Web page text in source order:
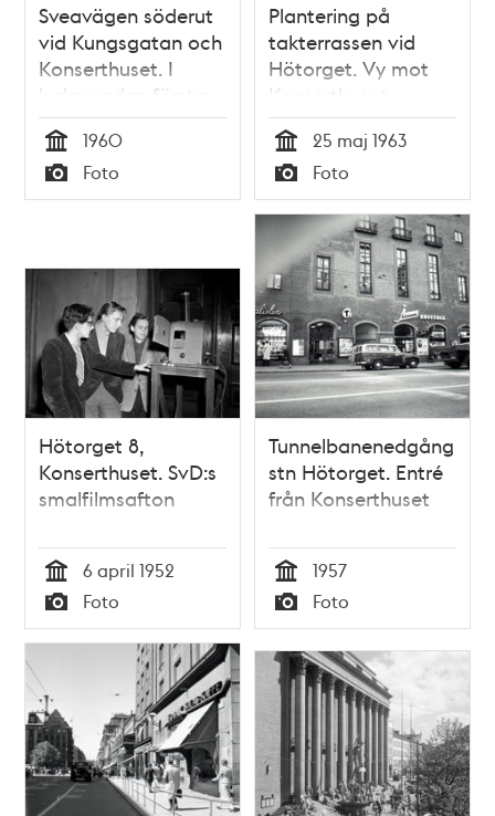
Sveavägen söderut
vid Kungsgatan och
Konserthuset. I
bakgrunden första
och andra
hötorgshusen
Tid
1960
Typ
Foto
Plantering på
takterrassen vid
Hötorget. Vy mot
Konserthuset
Tid
25 maj 1963
Typ
Foto
Hötorget 8,
Konserthuset. SvD:s
smalfilmsafton
Tid
6 april 1952
Typ
Foto
Tunnelbanenedgång
stn Hötorget. Entré
från Konserthuset
Tid
1957
Typ
Foto